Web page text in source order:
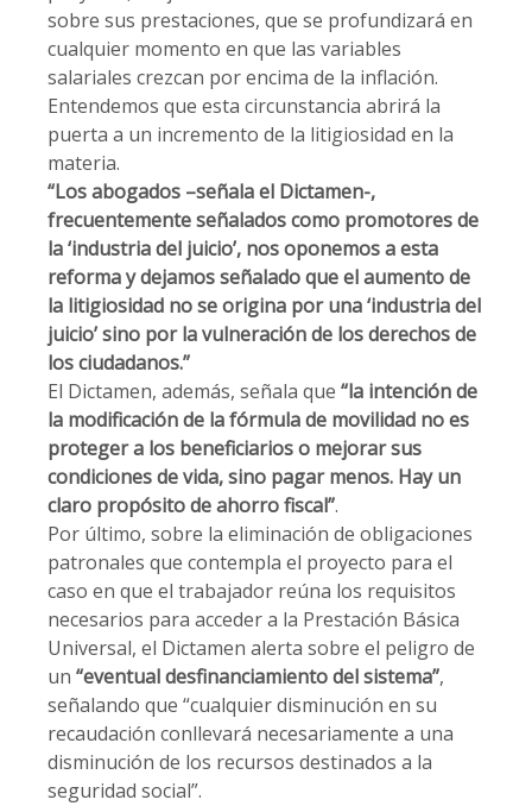
sobre sus prestaciones, que se profundizará en
cualquier momento en que las variables
salariales crezcan por encima de la inflación.
Entendemos que esta circunstancia abrirá la
puerta a un incremento de la litigiosidad en la
materia.
“Los abogados –señala el Dictamen-,
frecuentemente señalados como promotores de
la ‘industria del juicio’, nos oponemos a esta
reforma y dejamos señalado que el aumento de
la litigiosidad no se origina por una ‘industria del
juicio’ sino por la vulneración de los derechos de
los ciudadanos.”
El Dictamen, además, señala que “la intención de
la modificación de la fórmula de movilidad no es
proteger a los beneficiarios o mejorar sus
condiciones de vida, sino pagar menos. Hay un
claro propósito de ahorro fiscal”.
Por último, sobre la eliminación de obligaciones
patronales que contempla el proyecto para el
caso en que el trabajador reúna los requisitos
necesarios para acceder a la Prestación Básica
Universal, el Dictamen alerta sobre el peligro de
un “eventual desfinanciamiento del sistema”,
señalando que “cualquier disminución en su
recaudación conllevará necesariamente a una
disminución de los recursos destinados a la
seguridad social”.